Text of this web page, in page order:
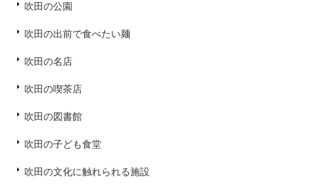
吹田の公園
吹田の出前で食べたい麺
吹田の名店
吹田の喫茶店
吹田の図書館
吹田の子ども食堂
吹田の文化に触れられる施設